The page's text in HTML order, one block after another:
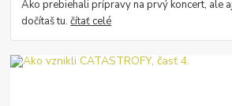
Ako prebiehali prípravy na prvý koncert, ale
dočítaš tu.čítať celé